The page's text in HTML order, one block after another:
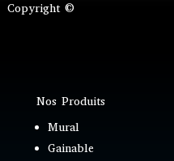
Copyright ©
Nos Produits
Mural
Gainable